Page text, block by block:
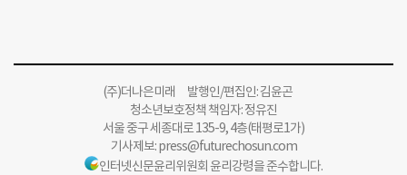
(주)더나은미래 발행인/편집인: 김윤곤
청소년보호정책 책임자: 정유진
서울 중구 세종대로 135-9, 4층(태평로1가)
기사제보:press@futurechosun.com
인터넷신문윤리위원회 윤리강령을 준수합니다.